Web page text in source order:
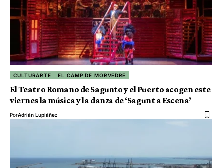
CULTURARTE EL CAMP DE MORVEDRE
El Teatro Romano de Sagunto y el Puerto acogen este
viernes la música y la danza de ‘Sagunt a Escena’
PorAdrián Lupiáñez